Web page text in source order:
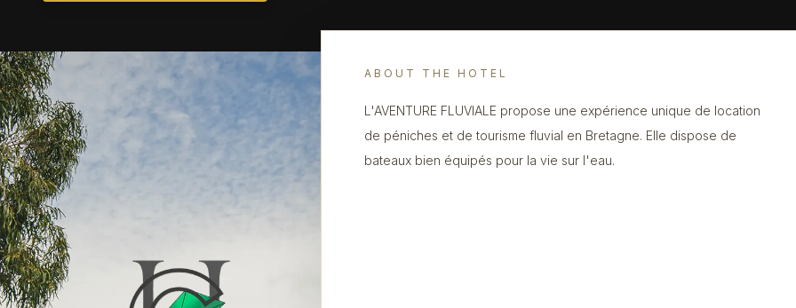
ABOUT THE HOTEL
L'AVENTURE FLUVIALE propose une expérience unique de location
de péniches et de tourisme fluvial en Bretagne. Elle dispose de
bateaux bien équipés pour la vie sur l'eau.